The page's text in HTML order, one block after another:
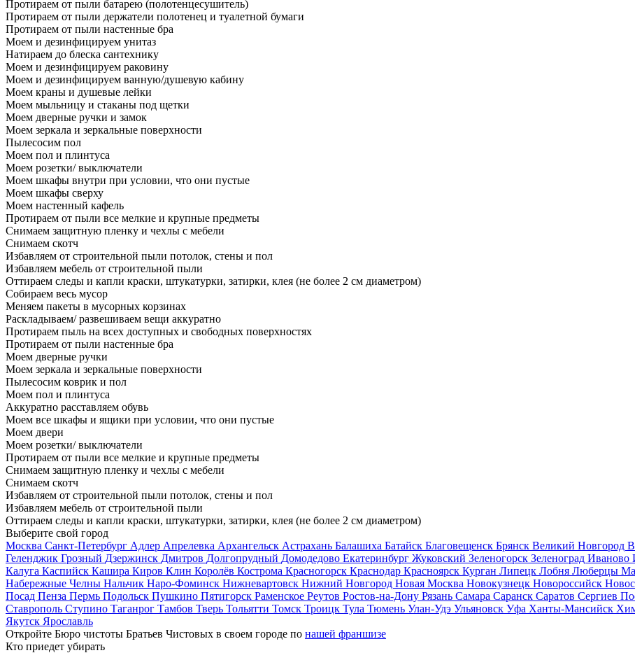
Протираем от пыли батарею (полотенцесушитель)
Протираем от пыли держатели полотенец и туалетной бумаги
Протираем от пыли настенные бра
Моем и дезинфицируем унитаз
Натираем до блеска сантехнику
Моем и дезинфицируем раковину
Моем и дезинфицируем ванную/душевую кабину
Моем краны и душевые лейки
Моем мыльницу и стаканы под щетки
Моем дверные ручки и замок
Моем зеркала и зеркальные поверхности
Пылесосим пол
Моем пол и плинтуса
Моем розетки/ выключатели
Моем шкафы внутри при условии, что они пустые
Моем шкафы сверху
Моем настенный кафель
Протираем от пыли все мелкие и крупные предметы
Снимаем защитную пленку и чехлы с мебели
Снимаем скотч
Избавляем от строительной пыли потолок, стены и пол
Избавляем мебель от строительной пыли
Оттираем следы и капли краски, штукатурки, затирки, клея (не более 2 см диаметром)
Собираем весь мусор
Меняем пакеты в мусорных корзинах
Раскладываем/ развешиваем вещи аккуратно
Протираем пыль на всех доступных и свободных поверхностях
Протираем от пыли настенные бра
Моем дверные ручки
Моем зеркала и зеркальные поверхности
Пылесосим коврик и пол
Моем пол и плинтуса
Аккуратно расставляем обувь
Моем все шкафы и ящики при условии, что они пустые
Моем двери
Моем розетки/ выключатели
Протираем от пыли все мелкие и крупные предметы
Снимаем защитную пленку и чехлы с мебели
Снимаем скотч
Избавляем от строительной пыли потолок, стены и пол
Избавляем мебель от строительной пыли
Оттираем следы и капли краски, штукатурки, затирки, клея (не более 2 см диаметром)
Выберите свой город
Москва Санкт-Петербург Адлер Апрелевка Архангельск Астрахань Балашиха Батайск Благовещенск Брянск Великий Новгород
Геленджик Грозный Дзержинск Дмитров Долгопрудный Домодедово Екатеринбург Жуковский Зеленогорск Зеленоград Иваново
Калуга Каспийск Кашира Киров Клин Королёв Кострома Красногорск Краснодар Красноярск Курган Липецк Лобня Люберцы
Набережные Челны Нальчик Наро-Фоминск Нижневартовск Нижний Новгород Новая Москва Новокузнецк Новороссийск
Посад Пенза Пермь Подольск Пушкино Пятигорск Раменское Реутов Ростов-на-Дону Рязань Самара Саранск Саратов Сергиев
Ставрополь Ступино Таганрог Тамбов Тверь Тольятти Томск Троицк Тула Тюмень Улан-Удэ Ульяновск Уфа Ханты-Мансийск
Якутск Ярославль
Откройте Бюро чистоты Братьев Чистовых в своем городе по нашей франшизе
Кто приедет убирать